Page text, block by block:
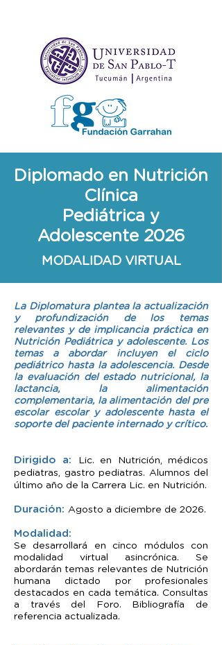
Diplomado en Nutrición
Clínica
Pediátrica y
Adolescente 2026
MODALIDAD VIRTUAL
La Diplomatura plantea la actualización
y profundización de los temas
relevantes y de implicancia práctica en
Nutrición Pediátrica y adolescente. Los
temas a abordar incluyen el ciclo
pediátrico hasta la adolescencia. Desde
la evaluación del estado nutricional, la
lactancia, la alimentación
complementaria, la alimentación del pre
escolar escolar y adolescente hasta el
soporte del paciente internado y crítico.
Dirigido a:
Lic. en Nutrición, médicos
pediatras, gastro pediatras. Alumnos del
último año de la Carrera Lic. en Nutrición.
Duración: Agosto a diciembre de 2026.
Modalidad:
Se desarrollará en cinco módulos con
modalidad virtual asincrónica. Se
abordarán temas relevantes de Nutrición
humana dictado por profesionales
destacados en cada temática. Consultas
a través del Foro. Bibliografía de
referencia actualizada.